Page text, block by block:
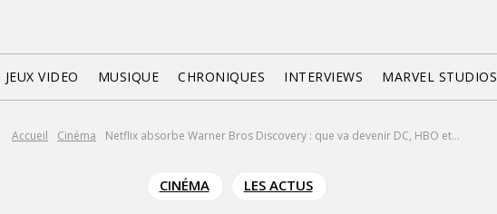
JEUX VIDEO MUSIQUE CHRONIQUES INTERVIEWS MARVEL STUDIOS
Accueil Cinéma Netflix absorbe Warner Bros Discovery : que va devenir DC, HBO et...
CINÉMA LES ACTUS